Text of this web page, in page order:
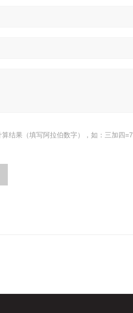
算结果（填写阿拉伯数字），如：三加四=7